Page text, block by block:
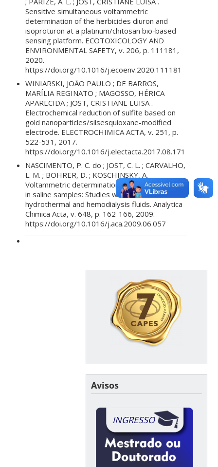
Sensitive simultaneous voltammetric
determination of the herbicides diuron and
isoproturon at a platinum/chitosan bio-based
sensing platform. ECOTOXICOLOGY AND
ENVIRONMENTAL SAFETY, v. 206, p. 111181,
2020.
https://doi.org/10.1016/j.ecoenv.2020.111181
WINIARSKI, JOÃO PAULO ; DE BARROS,
MARÍLIA REGINATO ; MAGOSSO, HÉRICA
APARECIDA ; JOST, CRISTIANE LUISA .
Electrochemical reduction of sulfite based on
gold nanoparticles/silsesquioxane-modified
electrode. ELECTROCHIMICA ACTA, v. 251, p.
522-531, 2017.
https://doi.org/10.1016/j.electacta.2017.08.171
NASCIMENTO, P. C. do ; JOST, C. L. ; CARVALHO,
L. M. ; BOHRER, D. ; KOSCHINSKY, A.
Voltammetric determination of Se(IV) and Se(VI)
in saline samples: Studies with seawater,
hydrothermal and hemodialysis fluids. Analytica
Chimica Acta, v. 648, p. 162-166, 2009.
https://doi.org/10.1016/j.aca.2009.06.057
Avisos
INGRESSO